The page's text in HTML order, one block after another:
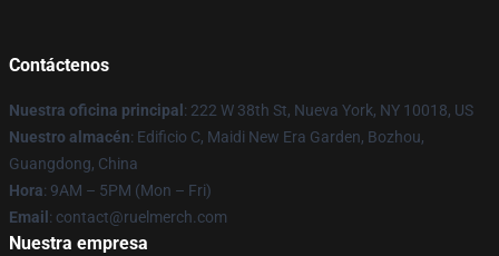
Contáctenos
Nuestra oficina principal : 222 W 38th St, Nueva York, NY 10018, US
Nuestro almacén: Edificio C, Maidi New Era Garden, Bozhou,
Guangdong, China
Hora: 9AM – 5PM (Mon – Fri)
Email : contact@ruelmerch.com
Nuestra empresa